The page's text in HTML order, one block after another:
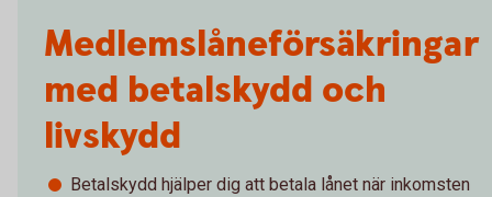
Medlemslåneförsäkringar
med betalskydd och
livskydd
Betalskydd hjälper dig att betala lånet när inkomsten